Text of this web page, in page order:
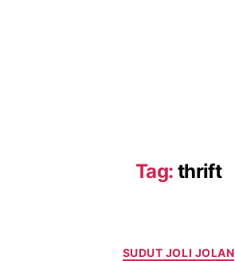
Tag: thrift
SUDUT JOLI JOLAN